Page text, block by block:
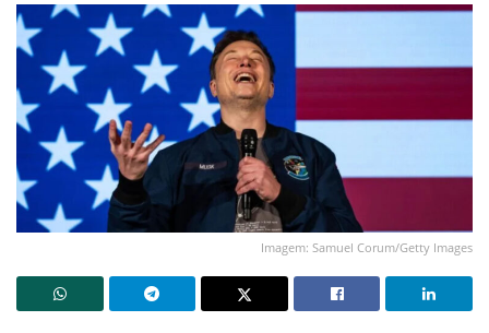
Imagem: Samuel Corum/Getty Images